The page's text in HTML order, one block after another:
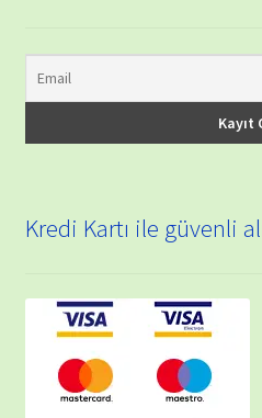
Kredi Kartı ile güvenli